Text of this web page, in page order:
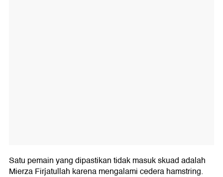
Satu pemain yang dipastikan tidak masuk skuad adalah
Mierza Firjatullah karena mengalami cedera hamstring.